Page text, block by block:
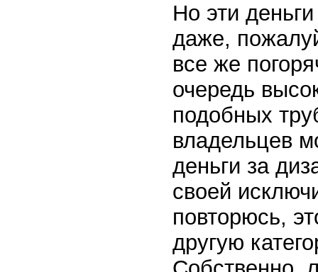
Но эти
даже,
все же
очередь
подобных
владельцев
деньги за
своей
повторюсь,
другую